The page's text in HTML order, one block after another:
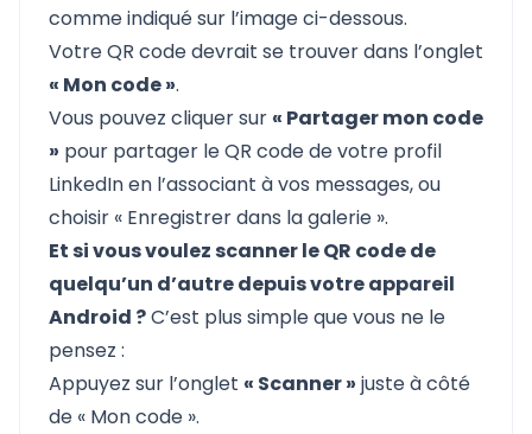
comme indiqué sur l’image ci-dessous.
Votre QR code devrait se trouver dans l’onglet
« Mon code ».
Vous pouvez cliquer sur « Partager mon code
» pour partager le QR code de votre profil
LinkedIn en l’associant à vos messages, ou
choisir « Enregistrer dans la galerie ».
Et si vous voulez scanner le QR code de
quelqu’un d’autre depuis votre appareil
Android ?C’est plus simple que vous ne le
pensez :
Appuyez sur l’onglet « Scanner » juste à côté
de « Mon code ».